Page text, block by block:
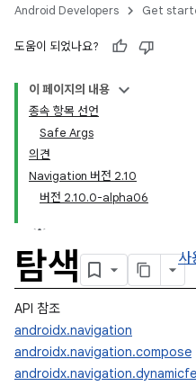
Android Developers Get
도움이 되었나요?
이 페이지의 내용
종속 항목 선언
Safe Args
의견
Navigation 버전 2.10
버전 2.10.0-alpha06
탐색 사
API 참조
androidx.navigation
androidx.navigation.compose